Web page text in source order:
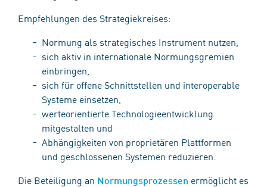
Empfehlungen des Strategiekreises:
Normung als strategisches Instrument nutzen,
sich aktiv in internationale Normungsgremien
einbringen,
sich für offene Schnittstellen und interoperable
Systeme einsetzen,
werteorientierte Technologieentwicklung
mitgestalten und
Abhängigkeiten von proprietären Plattformen
und geschlossenen Systemen reduzieren.
Die Beteiligung an Normungsprozessen ermöglicht es